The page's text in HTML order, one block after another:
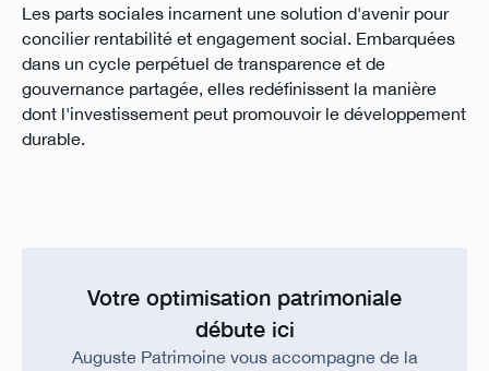
Les parts sociales incarnent une solution d'avenir pour
concilier rentabilité et engagement social. Embarquées
dans un cycle perpétuel de transparence et de
gouvernance partagée, elles redéfinissent la manière
dont l'investissement peut promouvoir le développement
durable.
Votre optimisation patrimoniale
débute ici
Auguste Patrimoine vous accompagne de la